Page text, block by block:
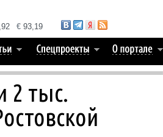
2 тыс.